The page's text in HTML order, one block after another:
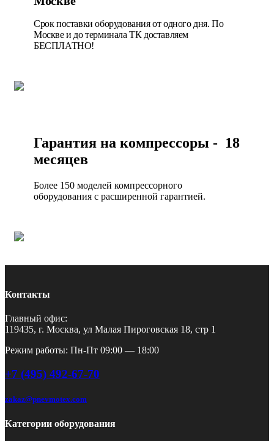
Срок поставки оборудования от одного дня. По
Москве и до терминала ТК доставляем
БЕСПЛАТНО!
Гарантия на компрессоры - 18
месяцев
Более 150 моделей компрессорного
оборудования с расширенной гарантией.
Контакты
Главный офис:
119435, г. Москва, ул Малая Пироговская 18, стр 1
Режим работы: Пн-Пт 09:00 — 18:00
+7 (495) 492-67-70
zakaz@pnevmotex.com
Категории оборудования